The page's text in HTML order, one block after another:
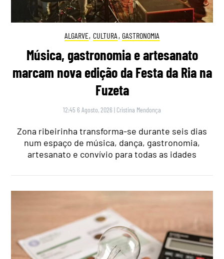
ALGARVE, CULTURA , GASTRONOMIA
Música, gastronomia e artesanato
marcam nova edição da Festa da Ria na
Fuzeta
12:45 6 Agosto, 2026 | Cristina Mendonça
Zona ribeirinha transforma-se durante seis dias
num espaço de música, dança, gastronomia,
artesanato e convívio para todas as idades